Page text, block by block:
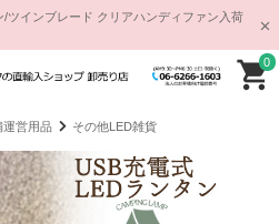
ツインブレード クリアハンディファン入荷
0
運営用品 その他LED雑貨